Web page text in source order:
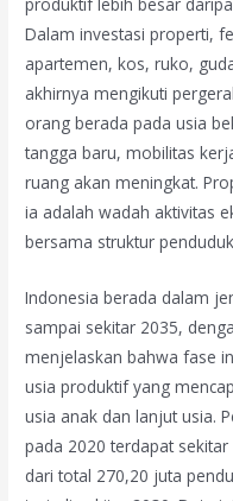
produktif lebih besar
Dalam investasi properti,
apartemen, kos, ruko,
akhirnya mengikuti
orang berada pada usia
tangga baru, mobilitas
ruang akan meningkat.
ia adalah wadah aktivitas
bersama struktur
Indonesia berada dalam
sampai sekitar 2035,
menjelaskan bahwa fase
usia produktif yang
usia anak dan lanjut usia.
pada 2020 terdapat
dari total 270,20 juta